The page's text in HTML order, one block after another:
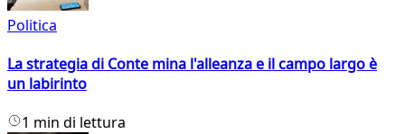
Politica
La strategia di Conte mina l'alleanza e il campo largo è
un labirinto
1 min di lettura